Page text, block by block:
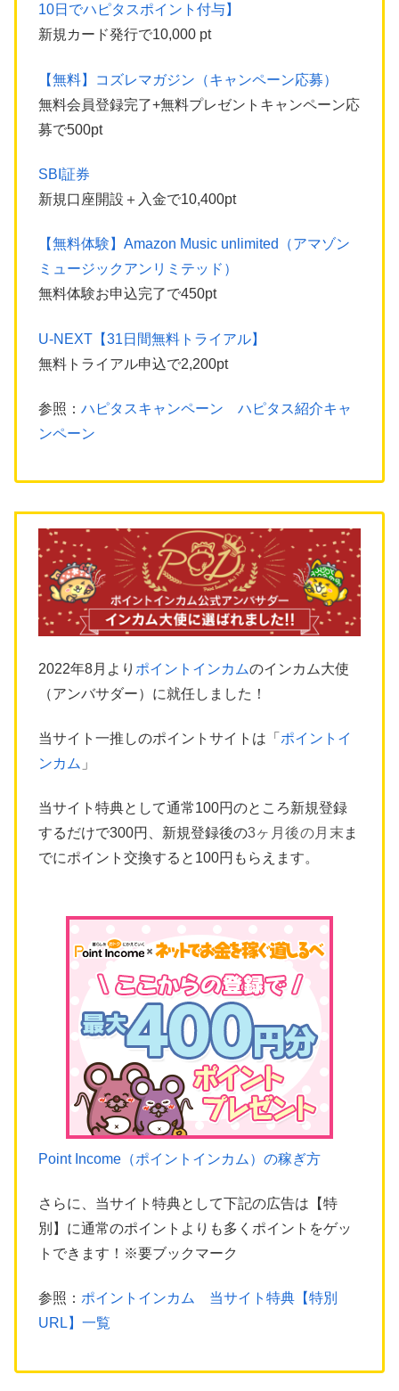
10日でハピタスポイント付与】
新規カード発行で10,000 pt
【無料】コズレマガジン（キャンペーン応募）
無料会員登録完了+無料プレゼントキャンペーン応
募で500pt
SBI証券
新規口座開設＋入金で10,400pt
【無料体験】Amazon Music unlimited（アマゾン
ミュージックアンリミテッド）
無料体験お申込完了で450pt
U-NEXT【31日間無料トライアル】
無料トライアル申込で2,200pt
参照： ハピタスキャンペーン ハピタス紹介キャ
ンペーン
2022年8月より ポイントインカムのインカム大使
（アンバサダー）に就任しました！
当サイト一推しのポイントサイトは「 ポイントイ
ンカム 」
当サイト特典として通常100円のところ新規登録
するだけで300円、新規登録後の3ヶ月後の月末 ま
でにポイント交換すると100円もらえます。
Point Income（ポイントインカム）の稼ぎ方
さらに、当サイト特典として下記の広告は【特
別】に通常のポイントよりも多くポイントをゲッ
トできます！※要ブックマーク
参照： ポイントインカム 当サイト特典【特別
URL】一覧